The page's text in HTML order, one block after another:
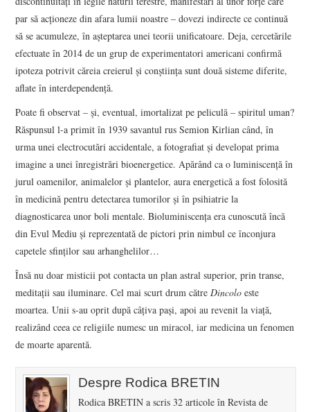
par să acţioneze din afara lumii noastre – dovezi indirecte ce continuă
să se acumuleze, în aşteptarea unei teorii unificatoare. Deja, cercetările
efectuate în 2014 de un grup de experimentatori americani confirmă
ipoteza potrivit căreia creierul şi conştiinţa sunt două sisteme diferite,
aflate în interdependenţă.
Poate fi observat – şi, eventual, imortalizat pe peliculă – spiritul uman?
Răspunsul l-a primit în 1939 savantul rus Semion Kirlian când, în
urma unei electrocutări accidentale, a fotografiat şi developat prima
imagine a unei înregistrări bioenergetice. Apărând ca o luminiscenţă în
jurul oamenilor, animalelor şi plantelor, aura energetică a fost folosită
în medicină pentru detectarea tumorilor şi în psihiatrie la
diagnosticarea unor boli mentale. Bioluminiscenţa era cunoscută încă
din Evul Mediu şi reprezentată de pictori prin nimbul ce înconjura
capetele sfinţilor sau arhanghelilor…
Însă nu doar misticii pot contacta un plan astral superior, prin transe,
meditaţii sau iluminare. Cel mai scurt drum cătreDincolo este
moartea. Unii s-au oprit după câţiva paşi, apoi au revenit la viaţă,
realizând ceea ce religiile numesc un miracol, iar medicina un fenomen
de moarte aparentă.
Despre Rodica BRETIN
Rodica BRETIN a scris 32 articole în Revista de